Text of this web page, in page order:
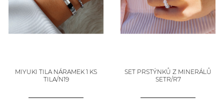
MIYUKI TILA NÁRAMEK 1 KS
TILA/N19
SET PRSTÝNKŮ Z MINERÁLŮ
SETR/R7